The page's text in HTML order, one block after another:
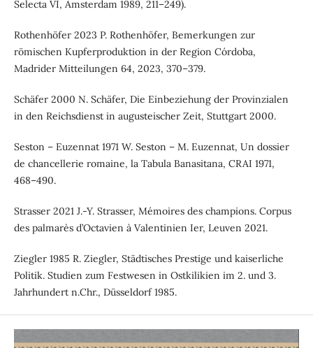
Selecta VI, Amsterdam 1989, 211–249).
Rothenhöfer 2023 P. Rothenhöfer, Bemerkungen zur
römischen Kupferproduktion in der Region Córdoba,
Madrider Mitteilungen 64, 2023, 370–379.
Schäfer 2000 N. Schäfer, Die Einbeziehung der Provinzialen
in den Reichsdienst in augusteischer Zeit, Stuttgart 2000.
Seston – Euzennat 1971 W. Seston – M. Euzennat, Un dossier
de chancellerie romaine, la Tabula Banasitana, CRAI 1971,
468–490.
Strasser 2021 J.-Y. Strasser, Mémoires des champions. Corpus
des palmarès d’Octavien à Valentinien Ier, Leuven 2021.
Ziegler 1985 R. Ziegler, Städtisches Prestige und kaiserliche
Politik. Studien zum Festwesen in Ostkilikien im 2. und 3.
Jahrhundert n.Chr., Düsseldorf 1985.